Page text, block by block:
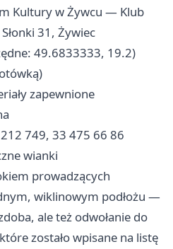
Kultury w Żywcu — Klub
31, Żywiec
49.6833333, 19.2)
zapewnione
749, 33 475 66 86
wianki
prowadzących
wiklinowym podłożu —
ale też odwołanie do
zostało wpisane na listę